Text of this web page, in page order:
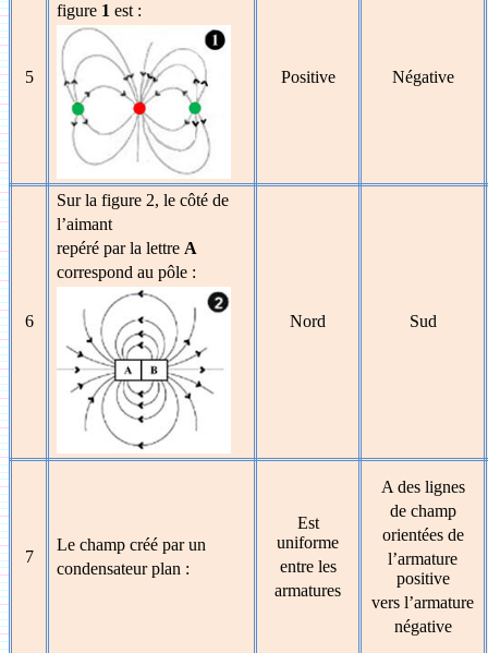
5
figure 1 est :
Positive Négative
6
Sur la figure 2, le côté de
l’aimant
repéré par la lettre A
correspond au pôle :
Nord Sud
7
Le champ créé par un
condensateur plan :
Est
uniforme
entre les
armatures
A des lignes
de champ
orientées de
l’armature
positive
vers l’armature
négative